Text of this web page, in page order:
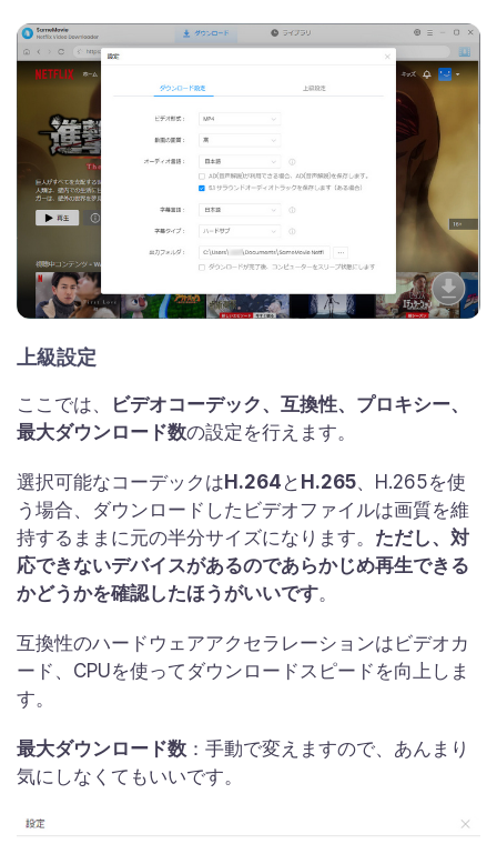
上級設定
ここでは、
ビデオコーデック、互換性、プロキシー、
最大ダウンロード数の設定を行えます。
選択可能なコーデックは H.264 と H.265、H.265を使
う場合、ダウンロードしたビデオファイルは画質を維
持するままに元の半分サイズになります。 ただし、対
応できないデバイスがあるのであらかじめ再生できる
かどうかを確認したほうがいいです。
互換性のハードウェアアクセラレーションはビデオカ
ード、CPUを使ってダウンロードスピードを向上しま
す。
最大ダウンロード数 ：手動で変えますので、あんまり
気にしなくてもいいです。